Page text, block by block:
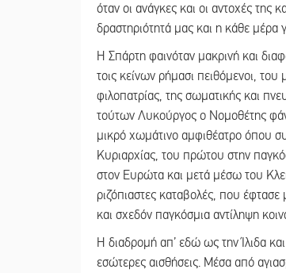
όταν οι ανάγκες και οι αντοχές της
δραστηριότητά μας και η κάθε μέρα
Η Σπάρτη φαινόταν μακρινή και
τοις κείνων ρήμασι πειθόμενοι,
φιλοπατρίας, της σωματικής και
τούτων Λυκούργος ο Νομοθέτης
μικρό χωμάτινο αμφιθέατρο όπου
Κυριαρχίας, του πρώτου στην
στον Ευρώτα και μετά μέσω του
ριζόπιαστες καταβολές, που
και σχεδόν παγκόσμια αντίληψη
Η διαδρομή απ’ εδώ ως την Ίλιδα
εσώτερες αισθήσεις. Μέσα από